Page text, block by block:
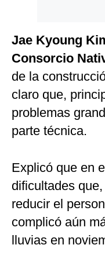
Jae Kyoung
Consorcio
de la
claro que,
problemas
parte técnica.
Explicó que en
dificultades
reducir el
complicó aún
lluvias en